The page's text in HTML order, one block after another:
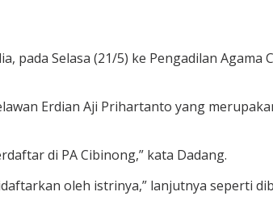
Selasa (21/5) ke Pengadilan Agama
Erdian Aji Prihartanto yang
di PA Cibinong,” kata Dadang.
oleh istrinya,” lanjutnya seperti